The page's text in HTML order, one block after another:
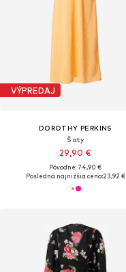
VÝPREDAJ
DOROTHY PERKINS
Šaty
29,90 €
Pôvodne: 74,90 €
Posledná najnižšia cena:23,92 €